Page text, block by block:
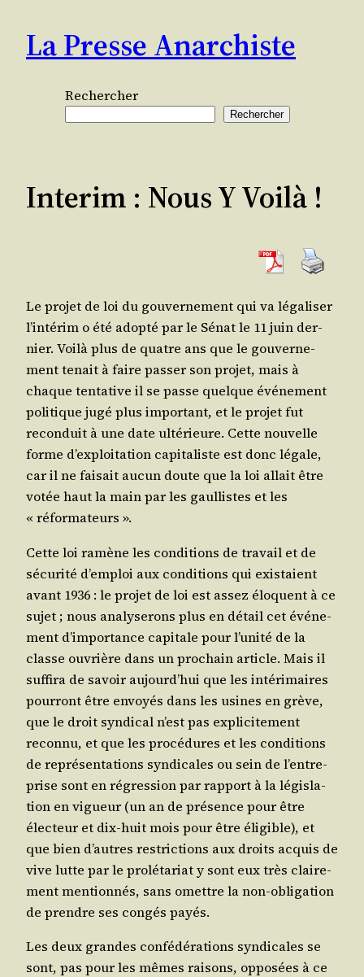
contenu
La Presse Anarchiste
Rechercher
Rechercher
Interim : Nous Y Voilà !
Le pro­jet de loi du gou­ver­ne­ment qui va léga­li­ser
l’in­té­rim o été adop­té par le Sénat le 11 juin der­
nier. Voi­là plus de quatre ans que le gou­ver­ne­
ment tenait à faire pas­ser son pro­jet, mais à
chaque ten­ta­tive il se passe quelque évé­ne­ment
poli­tique jugé plus impor­tant, et le pro­jet fut
recon­duit à une date ulté­rieure. Cette nou­velle
forme d’ex­ploi­ta­tion capi­ta­liste est donc légale,
car il ne fai­sait aucun doute que la loi allait être
votée haut la main par les gaul­listes et les
« réformateurs ».
Cette loi ramène les condi­tions de tra­vail et de
sécu­ri­té d’emploi aux condi­tions qui exis­taient
avant 1936 : le pro­jet de loi est assez élo­quent à ce
sujet ; nous ana­ly­se­rons plus en détail cet évé­ne­
ment d’im­por­tance capi­tale pour l’u­ni­té de la
classe ouvrière dans un pro­chain article. Mais il
suf­fi­ra de savoir aujourd’­hui que les inté­ri­maires
pour­ront être envoyés dans les usines en grève,
que le droit syn­di­cal n’est pas expli­ci­te­ment
recon­nu, et que les pro­cé­dures et les condi­tions
de repré­sen­ta­tions syn­di­cales ou sein de l’en­tre­
prise sont en régres­sion par rap­port à la légis­la­
tion en vigueur (un an de pré­sence pour être
élec­teur et dix-huit mois pour être éli­gible), et
que bien d’autres res­tric­tions aux droits acquis de
vive lutte par le pro­lé­ta­riat y sont eux très clai­re­
ment men­tion­nés, sans omettre la non-obli­ga­tion
de prendre ses congés payés.
Les deux grandes confé­dé­ra­tions syn­di­cales se
sont, pas pour les mêmes rai­sons, oppo­sées à ce